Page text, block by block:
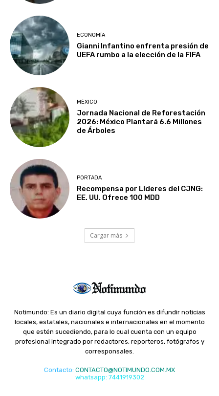
ECONOMÍA
Gianni Infantino enfrenta presión de
UEFA rumbo a la elección de la FIFA
MÉXICO
Jornada Nacional de Reforestación
2026: México Plantará 6.6 Millones
de Árboles
PORTADA
Recompensa por Líderes del CJNG:
EE. UU. Ofrece 100 MDD
Cargar más
Notimundo: Es un diario digital cuya función es difundir noticias
locales, estatales, nacionales e internacionales en el momento
que estén sucediendo, para lo cual cuenta con un equipo
profesional integrado por redactores, reporteros, fotógrafos y
corresponsales.
Contacto: CONTACTO@NOTIMUNDO.COM.MX
whatsapp: 7441919302